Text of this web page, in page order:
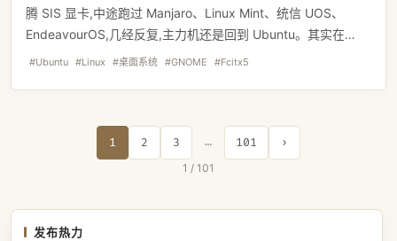
腾 SIS 显卡,中途跑过 Manjaro、Linux Mint、统信 UOS、
EndeavourOS,几经反复,主力机还是回到 Ubuntu。其实在
Linux的桌面上，Ubuntu还是天花板的存在，没有之一。
#Ubuntu #Linux #桌面系统 #GNOME #Fcitx5
1 2 3 … 101 ›
1 / 101
发布热力